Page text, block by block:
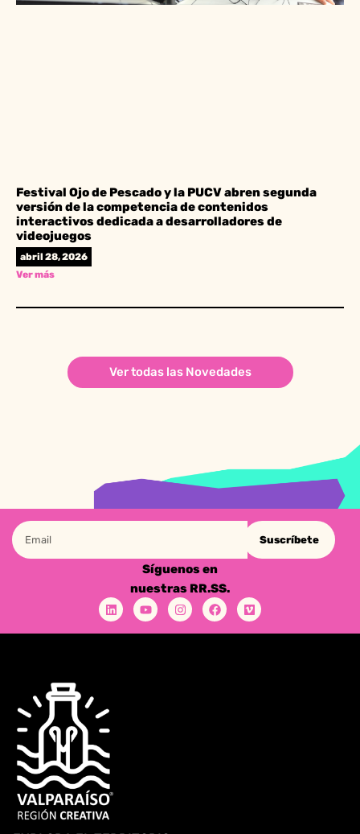
Festival Ojo de Pescado y la PUCV abren segunda
versión de la competencia de contenidos
interactivos dedicada a desarrolladores de
videojuegos
abril 28, 2026
Ver más
Ver todas las Novedades
Suscríbete
Síguenos en
nuestras RR.SS.